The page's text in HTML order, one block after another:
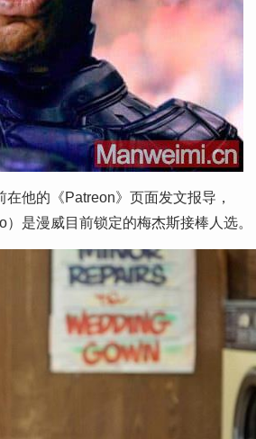
他的《Patreon》页面发文报导，
是漫威目前锁定的梅杰斯接棒人选。